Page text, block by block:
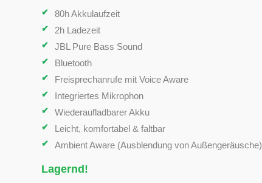
80h Akkulaufzeit
2h Ladezeit
JBL Pure Bass Sound
Bluetooth
Freisprechanrufe mit Voice Aware
Integriertes Mikrophon
Wiederaufladbarer Akku
Leicht, komfortabel & faltbar
Ambient Aware (Ausblendung von Außengeräusche)
Lagernd!